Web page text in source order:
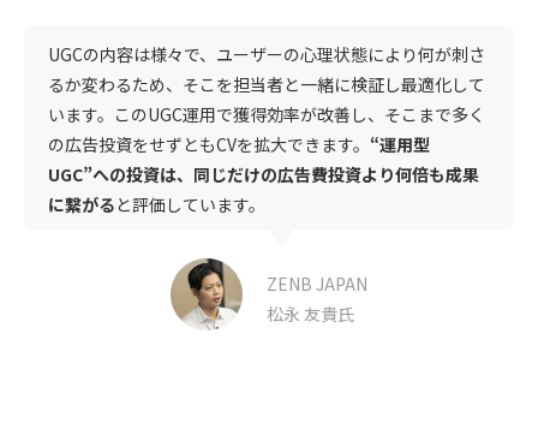
ZENB JAPAN
松永 友貴氏
UGCの内容は様々で、ユーザーの心理状態により何が刺さ
るか変わるため、そこを担当者と一緒に検証し最適化して
います。このUGC運用で獲得効率が改善し、そこまで多く
の広告投資をせずともCVを拡大できます。 “運用型
UGC”への投資は、同じだけの広告費投資より何倍も成果
に繋がると評価しています。